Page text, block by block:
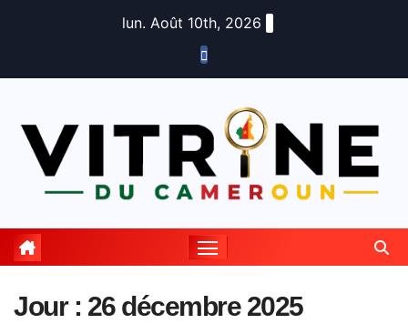
lun. Août 10th, 2026
Jour : 26 décembre 2025